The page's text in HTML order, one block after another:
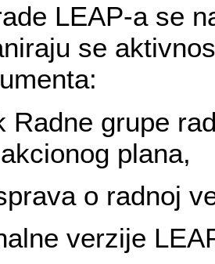
LEAP-a se
se
Radne grupe
plana,
o radnoj
verzije